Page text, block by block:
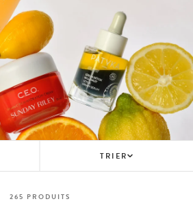
TRIER
265 PRODUITS